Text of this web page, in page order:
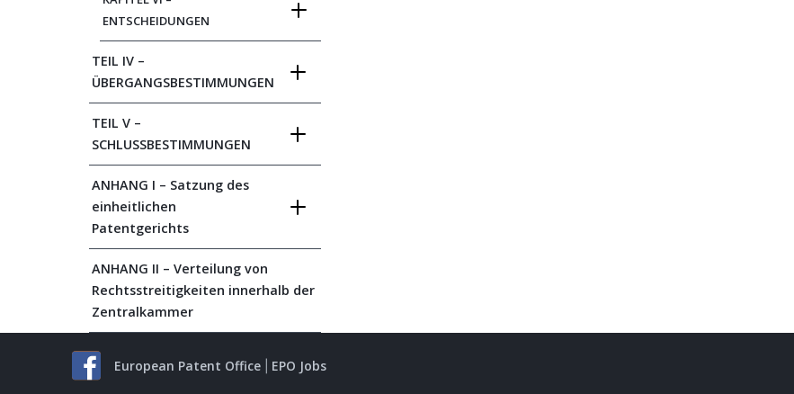
ENTSCHEIDUNGEN
TEIL IV –
ÜBERGANGSBESTIMMUNGEN
TEIL V –
SCHLUSSBESTIMMUNGEN
ANHANG I – Satzung des
einheitlichen
Patentgerichts
ANHANG II – Verteilung von
Rechtsstreitigkeiten innerhalb der
Zentralkammer
European Patent Office EPO Jobs